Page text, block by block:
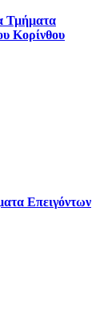
Τμήματα
Κορίνθου
Επειγόντων